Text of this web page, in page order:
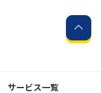
サービス一覧